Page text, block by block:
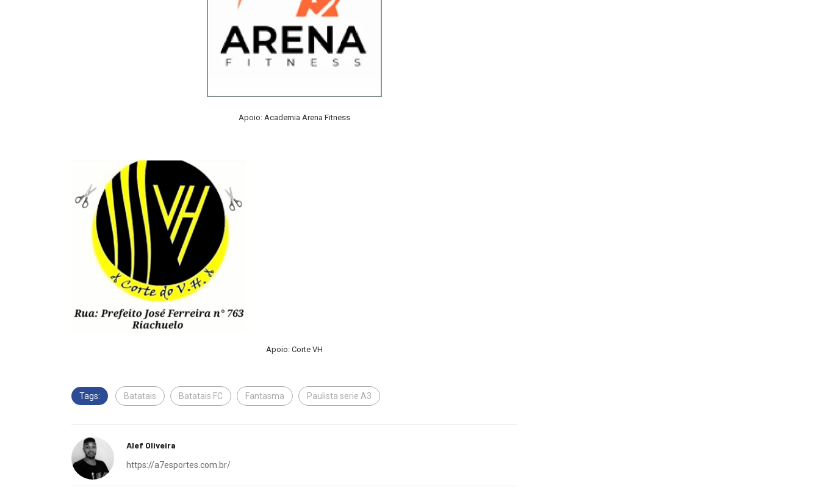
Apoio: Academia Arena Fitness
Apoio: Corte VH
Tags: Batatais Batatais FC Fantasma Paulista serie A3
Alef Oliveira
https://a7esportes.com.br/